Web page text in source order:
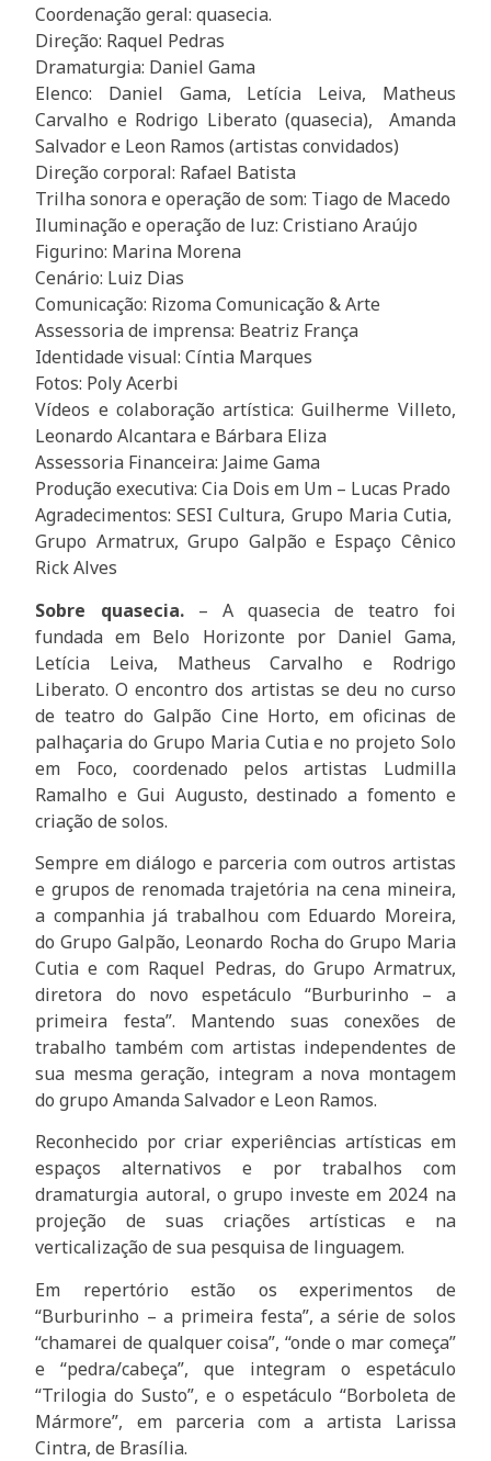
Coordenação geral: quasecia.
Direção: Raquel Pedras
Dramaturgia: Daniel Gama
Elenco: Daniel Gama, Letícia Leiva, Matheus
Carvalho e Rodrigo Liberato (quasecia), Amanda
Salvador e Leon Ramos (artistas convidados)
Direção corporal: Rafael Batista
Trilha sonora e operação de som: Tiago de Macedo
Iluminação e operação de luz: Cristiano Araújo
Figurino: Marina Morena
Cenário: Luiz Dias
Comunicação: Rizoma Comunicação & Arte
Assessoria de imprensa: Beatriz França
Identidade visual: Cíntia Marques
Fotos: Poly Acerbi
Vídeos e colaboração artística: Guilherme Villeto,
Leonardo Alcantara e Bárbara Eliza
Assessoria Financeira: Jaime Gama
Produção executiva: Cia Dois em Um – Lucas Prado
Agradecimentos: SESI Cultura, Grupo Maria Cutia,
Grupo Armatrux, Grupo Galpão e Espaço Cênico
Rick Alves
Sobre quasecia.– A quasecia de teatro foi
fundada em Belo Horizonte por Daniel Gama,
Letícia Leiva, Matheus Carvalho e Rodrigo
Liberato. O encontro dos artistas se deu no curso
de teatro do Galpão Cine Horto, em oficinas de
palhaçaria do Grupo Maria Cutia e no projeto Solo
em Foco, coordenado pelos artistas Ludmilla
Ramalho e Gui Augusto, destinado a fomento e
criação de solos.
Sempre em diálogo e parceria com outros artistas
e grupos de renomada trajetória na cena mineira,
a companhia já trabalhou com Eduardo Moreira,
do Grupo Galpão, Leonardo Rocha do Grupo Maria
Cutia e com Raquel Pedras, do Grupo Armatrux,
diretora do novo espetáculo “Burburinho – a
primeira festa”. Mantendo suas conexões de
trabalho também com artistas independentes de
sua mesma geração, integram a nova montagem
do grupo Amanda Salvador e Leon Ramos.
Reconhecido por criar experiências artísticas em
espaços alternativos e por trabalhos com
dramaturgia autoral, o grupo investe em 2024 na
projeção de suas criações artísticas e na
verticalização de sua pesquisa de linguagem.
Em repertório estão os experimentos de
“Burburinho – a primeira festa”, a série de solos
“chamarei de qualquer coisa”, “onde o mar começa”
e “pedra/cabeça”, que integram o espetáculo
“Trilogia do Susto”, e o espetáculo “Borboleta de
Mármore”, em parceria com a artista Larissa
Cintra, de Brasília.